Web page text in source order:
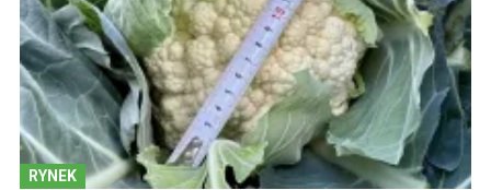
RYNEK